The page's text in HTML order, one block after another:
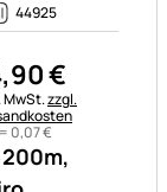
44925
,90€
MwSt.zzgl.
0,07€